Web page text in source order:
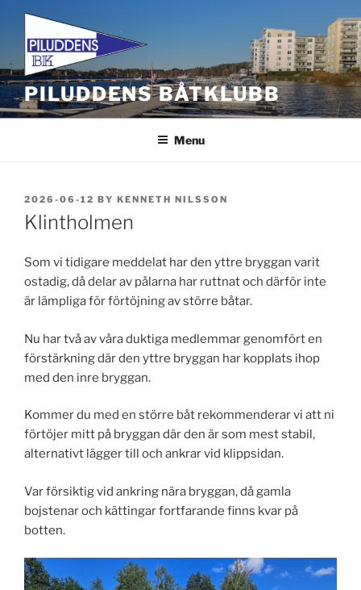
content
PILUDDENS BÅTKLUBB
Menu
POSTED
ON
2026-06-12 BY KENNETH NILSSON
Klintholmen
Som vi tidigare meddelat har den yttre bryggan varit
ostadig, då delar av pålarna har ruttnat och därför inte
är lämpliga för förtöjning av större båtar.
Nu har två av våra duktiga medlemmar genomfört en
förstärkning där den yttre bryggan har kopplats ihop
med den inre bryggan.
Kommer du med en större båt rekommenderar vi att ni
förtöjer mitt på bryggan där den är som mest stabil,
alternativt lägger till och ankrar vid klippsidan.
Var försiktig vid ankring nära bryggan, då gamla
bojstenar och kättingar fortfarande finns kvar på
botten.